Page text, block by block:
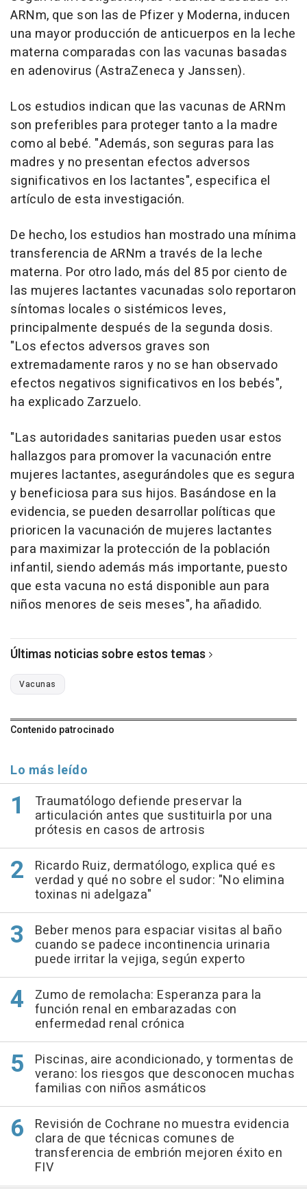
ARNm, que son las de Pfizer y Moderna, inducen
una mayor producción de anticuerpos en la leche
materna comparadas con las vacunas basadas
en adenovirus (AstraZeneca y Janssen).
Los estudios indican que las vacunas de ARNm
son preferibles para proteger tanto a la madre
como al bebé. "Además, son seguras para las
madres y no presentan efectos adversos
significativos en los lactantes", especifica el
artículo de esta investigación.
De hecho, los estudios han mostrado una mínima
transferencia de ARNm a través de la leche
materna. Por otro lado, más del 85 por ciento de
las mujeres lactantes vacunadas solo reportaron
síntomas locales o sistémicos leves,
principalmente después de la segunda dosis.
"Los efectos adversos graves son
extremadamente raros y no se han observado
efectos negativos significativos en los bebés",
ha explicado Zarzuelo.
"Las autoridades sanitarias pueden usar estos
hallazgos para promover la vacunación entre
mujeres lactantes, asegurándoles que es segura
y beneficiosa para sus hijos. Basándose en la
evidencia, se pueden desarrollar políticas que
prioricen la vacunación de mujeres lactantes
para maximizar la protección de la población
infantil, siendo además más importante, puesto
que esta vacuna no está disponible aun para
niños menores de seis meses", ha añadido.
Últimas noticias sobre estos temas
Vacunas
Contenido patrocinado
Lo más leído
Traumatólogo defiende preservar la
articulación antes que sustituirla por una
prótesis en casos de artrosis
Ricardo Ruiz, dermatólogo, explica qué es
verdad y qué no sobre el sudor: "No elimina
toxinas ni adelgaza"
Beber menos para espaciar visitas al baño
cuando se padece incontinencia urinaria
puede irritar la vejiga, según experto
Zumo de remolacha: Esperanza para la
función renal en embarazadas con
enfermedad renal crónica
Piscinas, aire acondicionado, y tormentas de
verano: los riesgos que desconocen muchas
familias con niños asmáticos
Revisión de Cochrane no muestra evidencia
clara de que técnicas comunes de
transferencia de embrión mejoren éxito en
FIV